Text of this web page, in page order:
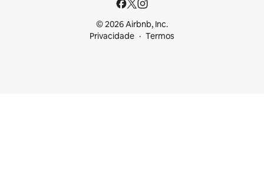
© 2026 Airbnb, Inc.
Privacidade
Termos